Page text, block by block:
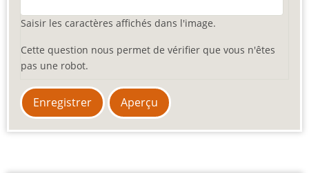
Saisir les caractères affichés dans l'image.
Cette question nous permet de vérifier que vous n'êtes
pas une robot.